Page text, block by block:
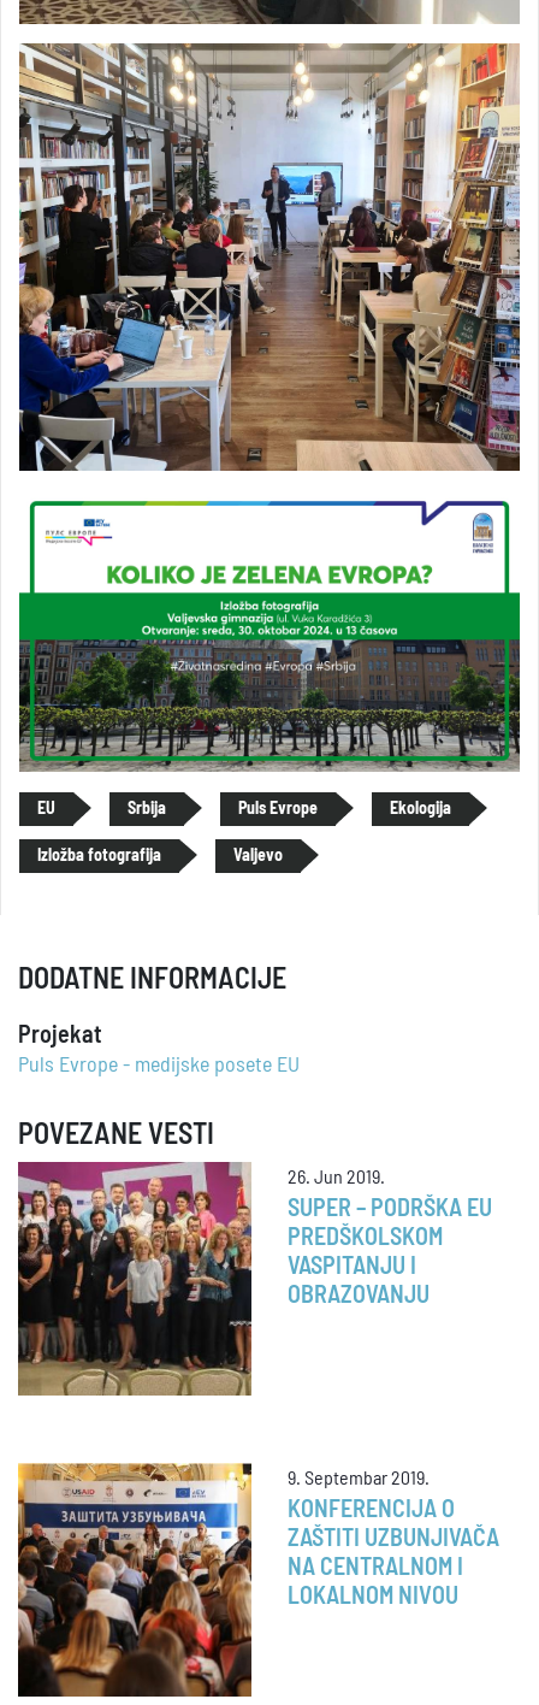
EU Srbija Puls Evrope Ekologija
Izložba fotografija Valjevo
DODATNE INFORMACIJE
Projekat
Puls Evrope - medijske posete EU
POVEZANE VESTI
26. Jun 2019.
SUPER – PODRŠKA EU
PREDŠKOLSKOM
VASPITANJU I
OBRAZOVANJU
9. Septembar 2019.
KONFERENCIJA O
ZAŠTITI UZBUNJIVAČA
NA CENTRALNOM I
LOKALNOM NIVOU